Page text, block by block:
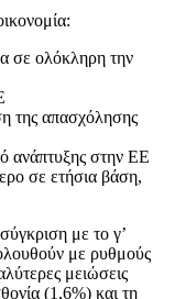
σε ολόκληρη την
της απασχόλησης
ανάπτυξης στην ΕΕ
σε ετήσια βάση,
με το γ’
με ρυθμούς
μειώσεις
(1,6%) και τη